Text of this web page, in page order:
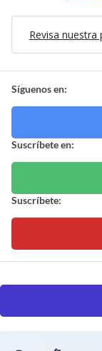
Revisa nuestra
Síguenos en:
Suscríbete en:
Suscríbete: